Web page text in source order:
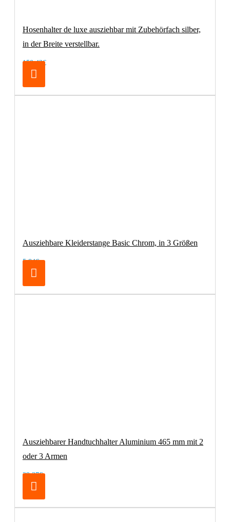
Hosenhalter de luxe ausziehbar mit Zubehörfach silber,
in der Breite verstellbar.
150,42€
Ausziehbare Kleiderstange Basic Chrom, in 3 Größen
5,84€
Ausziehbarer Handtuchhalter Aluminium 465 mm mit 2
oder 3 Armen
29,37€